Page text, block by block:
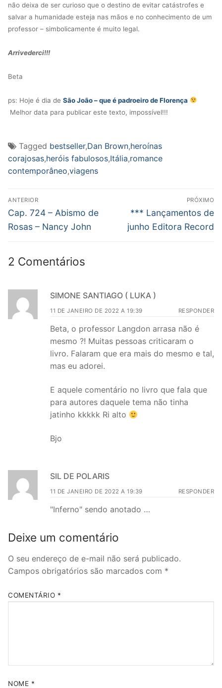
não deixa de ser curioso que o destino de evitar catástrofes e
salvar a humanidade esteja nas mãos e no conhecimento de um
professor – simbolicamente é muito legal.
Arrivederci!!!
Beta
ps: Hoje é dia de São João – que é padroeiro de Florença
Melhor data para publicar este texto, impossível!!!
Tagged bestseller,Dan Brown,heroínas
corajosas,heróis fabulosos,Itália,romance
contemporâneo,viagens
Navegação
de
Post
ANTERIOR
Post
anterior:
Cap. 724 – Abismo de
Rosas – Nancy John
PRÓXIMO
Próximo
post:
*** Lançamentos de
junho Editora Record
2 Comentários
SIMONE SANTIAGO ( LUKA )
11 DE JANEIRO DE 2022 A 19:39 RESPONDER
Beta, o professor Langdon arrasa não é
mesmo ?! Muitas pessoas criticaram o
livro. Falaram que era mais do mesmo e tal,
mas eu adorei.
E aquele comentário no livro que fala que
para autores daquele tema não tinha
jatinho kkkkk Ri alto
Bjo
SIL DE POLARIS
11 DE JANEIRO DE 2022 A 19:39 RESPONDER
"Inferno" sendo anotado …
Deixe um comentário
O seu endereço de e-mail não será publicado.
Campos obrigatórios são marcados com *
COMENTÁRIO *
NOME *